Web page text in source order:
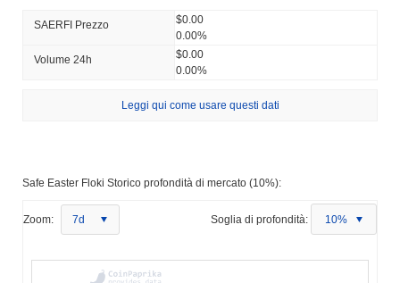
SAERFI Prezzo
$0.00
0.00%
Volume 24h
$0.00
0.00%
Leggi qui come usare questi dati
Safe Easter Floki Storico profondità di mercato (10%):
Zoom: 7d Soglia di profondità: 10%